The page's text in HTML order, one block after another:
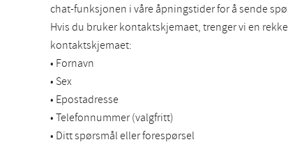
chat-funksjonen i våre åpningstider for å sende
Hvis du bruker kontaktskjemaet, trenger vi en
kontaktskjemaet:
• Fornavn
• Sex
• Epostadresse
• Telefonnummer (valgfritt)
• Ditt spørsmål eller forespørsel